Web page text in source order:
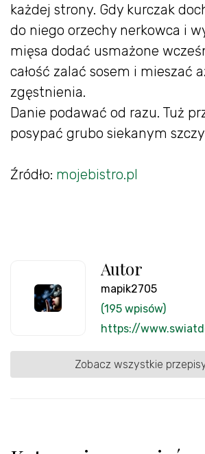
każdej strony. Gdy kurczak
do niego orzechy nerkowca i
mięsa dodać usmażone
całość zalać sosem i mieszać
zgęstnienia.
Danie podawać od razu. Tuż
posypać grubo siekanym
Źródło: mojebistro.pl
Autor
mapik2705
(195 wpisów)
https://
Zobacz wszystkie